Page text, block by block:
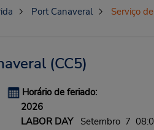
Port Canaveral Serviço
(CC5)
Horário de feriado:
2026
LABOR DAYSetembro 7